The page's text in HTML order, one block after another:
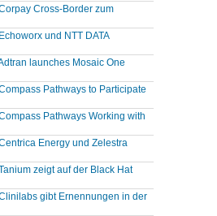
Cross-Border zum
und NTT DATA
launches Mosaic One
Pathways to Participate
Pathways Working with
Energy und Zelestra
zeigt auf der Black Hat
gibt Ernennungen in der